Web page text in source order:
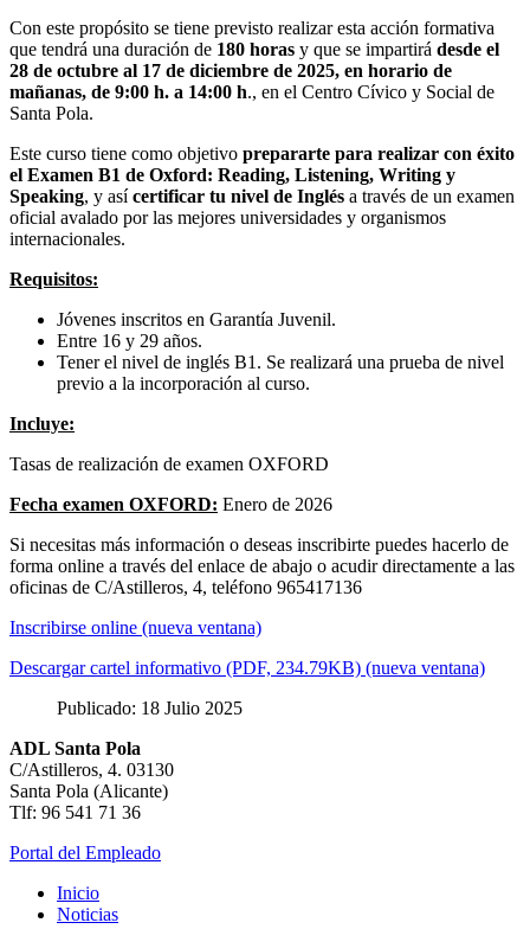
Con este propósito se tiene previsto realizar esta acción formativa
que tendrá una duración de 180 horas y que se impartirá desde el
28 de octubre al 17 de diciembre de 2025, en horario de
mañanas, de 9:00 h. a 14:00 h., en el Centro Cívico y Social de
Santa Pola.
Este curso tiene como objetivo prepararte para realizar con éxito
el Examen B1 de Oxford: Reading, Listening, Writing y
Speaking, y asícertificar tu nivel de Inglés a través de un examen
oficial avalado por las mejores universidades y organismos
internacionales.
Requisitos:
Jóvenes inscritos en Garantía Juvenil.
Entre 16 y 29 años.
Tener el nivel de inglés B1. Se realizará una prueba de nivel
previo a la incorporación al curso.
Incluye:
Tasas de realización de examen OXFORD
Fecha examen OXFORD: Enero de 2026
Si necesitas más información o deseas inscribirte puedes hacerlo de
forma online a través del enlace de abajo o acudir directamente a las
oficinas de C/Astilleros, 4, teléfono 965417136
Inscribirse online (nueva ventana)
Descargar cartel informativo (PDF, 234.79KB) (nueva ventana)
Publicado: 18 Julio 2025
ADL Santa Pola
C/Astilleros, 4. 03130
Santa Pola (Alicante)
Tlf: 96 541 71 36
Portal del Empleado
Inicio
Noticias